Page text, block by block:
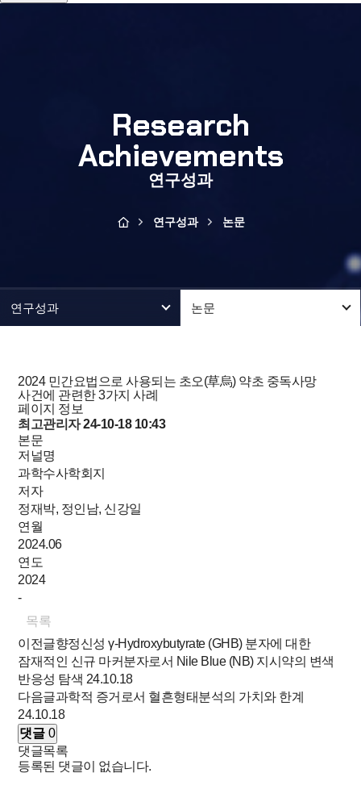
Research
Achievements
연구성과
연구성과 논문
연구성과 논문
2024 민간요법으로 사용되는 초오(草烏) 약초 중독사망
사건에 관련한 3가지 사례
페이지 정보
최고관리자 24-10-18 10:43
본문
저널명
과학수사학회지
저자
정재박, 정인남, 신강일
연월
2024.06
연도
2024
-
목록
이전글향정신성 γ-Hydroxybutyrate (GHB) 분자에 대한
잠재적인 신규 마커분자로서 Nile Blue (NB) 지시약의 변색
반응성 탐색 24.10.18
다음글과학적 증거로서 혈흔형태분석의 가치와 한계
24.10.18
댓글 0
댓글목록
등록된 댓글이 없습니다.